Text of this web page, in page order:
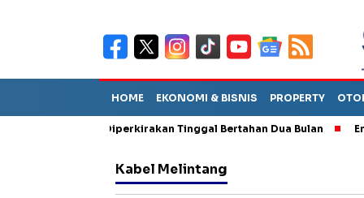
HOME EKONOMI & BISNIS PROPERTY
Sebut TPA Diperkirakan Tinggal Bertahan Dua Bulan
Kabel Melintang